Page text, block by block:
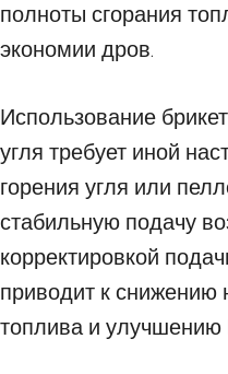
полноты сгорания
экономии дров.
Использование
угля требует иной
горения угля или
стабильную подачу
корректировкой
приводит к снижению
топлива и